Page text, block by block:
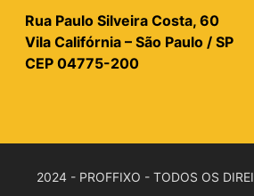
Rua Paulo Silveira Costa, 60
Vila Califórnia – São Paulo / SP
CEP 04775-200
2024 - PROFFIXO - TODOS OS